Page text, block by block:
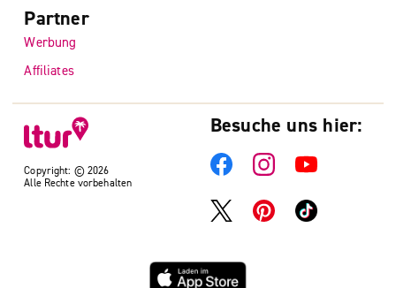
Copyright: © 2026
Alle Rechte vorbehalten
Partner
Werbung
Affiliates
Besuche uns hier: